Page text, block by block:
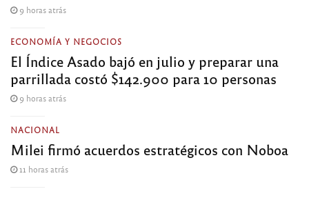
9 horas atrás
ECONOMÍA Y NEGOCIOS
El Índice Asado bajó en julio y preparar una
parrillada costó $142.900 para 10 personas
9 horas atrás
NACIONAL
Milei firmó acuerdos estratégicos con Noboa
11 horas atrás